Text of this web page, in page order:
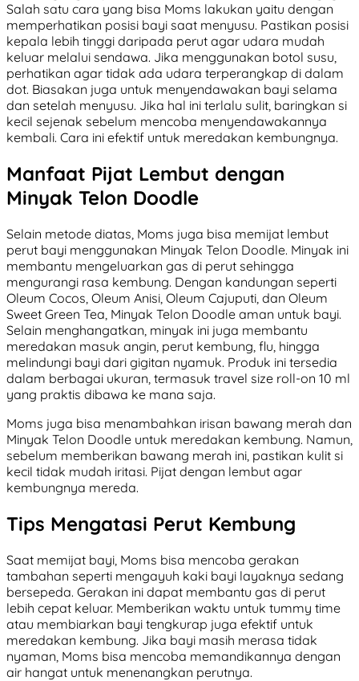
Salah satu cara yang bisa Moms lakukan yaitu dengan
memperhatikan posisi bayi saat menyusu. Pastikan posisi
kepala lebih tinggi daripada perut agar udara mudah
keluar melalui sendawa. Jika menggunakan botol susu,
perhatikan agar tidak ada udara terperangkap di dalam
dot. Biasakan juga untuk menyendawakan bayi selama
dan setelah menyusu. Jika hal ini terlalu sulit, baringkan si
kecil sejenak sebelum mencoba menyendawakannya
kembali. Cara ini efektif untuk meredakan kembungnya.
Manfaat Pijat Lembut dengan
Minyak Telon Doodle
Selain metode diatas, Moms juga bisa memijat lembut
perut bayi menggunakan Minyak Telon Doodle. Minyak ini
membantu mengeluarkan gas di perut sehingga
mengurangi rasa kembung. Dengan kandungan seperti
Oleum Cocos, Oleum Anisi, Oleum Cajuputi, dan Oleum
Sweet Green Tea, Minyak Telon Doodle aman untuk bayi.
Selain menghangatkan, minyak ini juga membantu
meredakan masuk angin, perut kembung, flu, hingga
melindungi bayi dari gigitan nyamuk. Produk ini tersedia
dalam berbagai ukuran, termasuk travel size roll-on 10 ml
yang praktis dibawa ke mana saja.
Moms juga bisa menambahkan irisan bawang merah dan
Minyak Telon Doodle untuk meredakan kembung. Namun,
sebelum memberikan bawang merah ini, pastikan kulit si
kecil tidak mudah iritasi. Pijat dengan lembut agar
kembungnya mereda.
Tips Mengatasi Perut Kembung
Saat memijat bayi, Moms bisa mencoba gerakan
tambahan seperti mengayuh kaki bayi layaknya sedang
bersepeda. Gerakan ini dapat membantu gas di perut
lebih cepat keluar. Memberikan waktu untuk tummy time
atau membiarkan bayi tengkurap juga efektif untuk
meredakan kembung. Jika bayi masih merasa tidak
nyaman, Moms bisa mencoba memandikannya dengan
air hangat untuk menenangkan perutnya.